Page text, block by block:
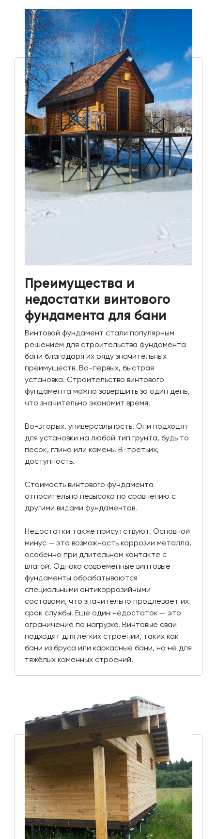
Преимущества и
недостатки винтового
фундамента для бани
Винтовой фундамент стали популярным
решением для строительства фундамента
бани благодаря их ряду значительных
преимуществ. Во-первых, быстрая
установка. Строительство винтового
фундамента можно завершить за один день,
что значительно экономит время.
Во-вторых, универсальность. Они подходят
для установки на любой тип грунта, будь то
песок, глина или камень. В-третьих,
доступность.
Стоимость винтового фундамента
относительно невысока по сравнению с
другими видами фундаментов.
Недостатки также присутствуют. Основной
минус — это возможность коррозии металла,
особенно при длительном контакте с
влагой. Однако современные винтовые
фундаменты обрабатываются
специальными антикоррозийными
составами, что значительно продлевает их
срок службы. Еще один недостаток — это
ограничение по нагрузке. Винтовые сваи
подходят для легких строений, таких как
бани из бруса или каркасные бани, но не для
тяжёлых каменных строений.